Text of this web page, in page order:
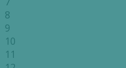
8
9
10
11